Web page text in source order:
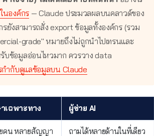
นองค์กร— Claude ประมวลผลบนคลาวด์ของ
ยังสามารถสั่ง export ข้อมูลทั้งองค์กร (รวม
grade" หมายถึงไม่ถูกนำไปเทรนและ
บข้อมูลอ่อนไหวมาก ควรวาง data
กำกับดูแลข้อมูลบน Claude
เฉพาะทาง ผู้ช่วย AI
คน หลายสัญญา ถามได้หลายด้านในที่เดียว